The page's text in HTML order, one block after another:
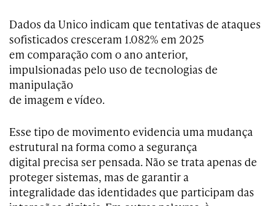
Dados da Unico indicam que tentativas de ataques
sofisticados cresceram 1.082% em 2025
em comparação com o ano anterior,
impulsionadas pelo uso de tecnologias de
manipulação
de imagem e vídeo.
Esse tipo de movimento evidencia uma mudança
estrutural na forma como a segurança
digital precisa ser pensada. Não se trata apenas de
proteger sistemas, mas de garantir a
integralidade das identidades que participam das